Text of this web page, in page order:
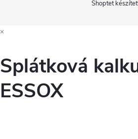
Shoptet
×
Splátková
ESSOX